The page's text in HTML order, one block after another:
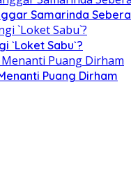
Samarinda
`Loket Sabu`?
Puang Dirham